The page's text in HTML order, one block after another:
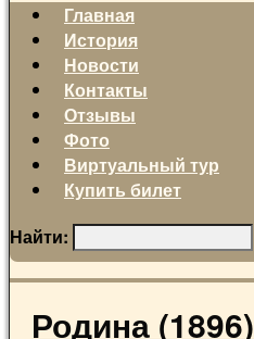
Главная
История
Новости
Контакты
Отзывы
Фото
Виртуальный тур
Купить билет
Найти:
Родина (1896)